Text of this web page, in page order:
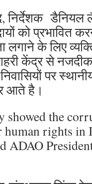
निर्देशक डैनियल
को प्रभावित
लगाने के लिए
केंद्र से
पर
आते है।
showed the
human rights in
ADAO